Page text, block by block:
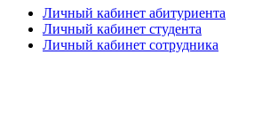
Личный кабинет абитуриента
Личный кабинет студента
Личный кабинет сотрудника